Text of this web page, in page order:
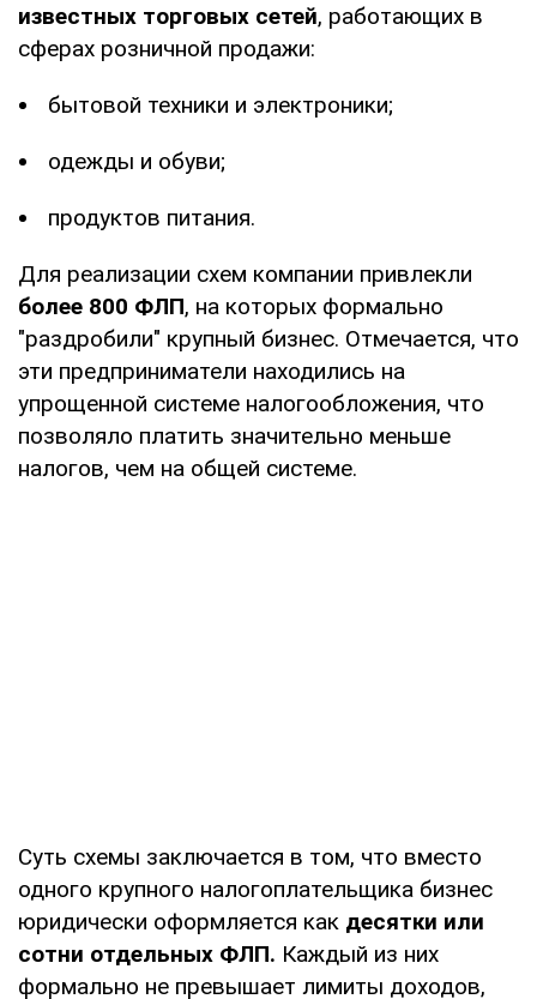
известных торговых сетей, работающих в
сферах розничной продажи:
бытовой техники и электроники;
одежды и обуви;
продуктов питания.
Для реализации схем компании привлекли
более 800 ФЛП, на которых формально
"раздробили" крупный бизнес. Отмечается, что
эти предприниматели находились на
упрощенной системе налогообложения, что
позволяло платить значительно меньше
налогов, чем на общей системе.
Суть схемы заключается в том, что вместо
одного крупного налогоплательщика бизнес
юридически оформляется как десятки или
сотни отдельных ФЛП. Каждый из них
формально не превышает лимиты доходов,